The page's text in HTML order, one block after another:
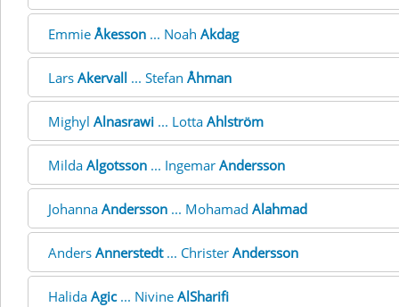
Emmie Åkesson ... Noah Akdag
Lars Akervall ... Stefan Åhman
Mighyl Alnasrawi ... Lotta Ahlström
Milda Algotsson ... Ingemar Andersson
Johanna Andersson ... Mohamad Alahmad
Anders Annerstedt... Christer Andersson
Halida Agic... Nivine AlSharifi